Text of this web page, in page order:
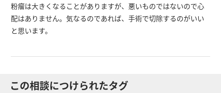
粉瘤は大きくなることがありますが、悪いものではないので心
配はありません。気なるのであれば、手術で切除するのがいい
と思います。
この相談につけられたタグ